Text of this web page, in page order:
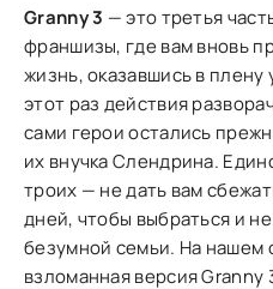
Granny 3 — это третья
франшизы, где вам вновь
жизнь, оказавшись в
этот раз действия
сами герои остались
их внучка Слендрина.
троих — не дать вам
дней, чтобы выбраться и
безумной семьи. На нашем
взломанная версия Granny